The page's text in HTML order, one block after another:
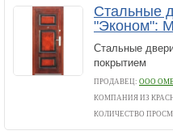
Стальные
"Эконом":
Стальные
покрытием
ПРОДАВЕЦ: ООО
КОМПАНИЯ ИЗ
КОЛИЧЕСТВО